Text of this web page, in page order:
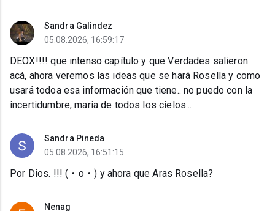
Sandra Galindez
05.08.2026, 16:59:17
DEOX!!!! que intenso capítulo y que Verdades salieron
acá, ahora veremos las ideas que se hará Rosella y como
usará todoa esa información que tiene.. no puedo con la
incertidumbre, maria de todos los cielos...
Sandra Pineda
05.08.2026, 16:51:15
Por Dios. !!! (⁠・⁠o⁠・⁠) y ahora que Aras Rosella?
Nenag